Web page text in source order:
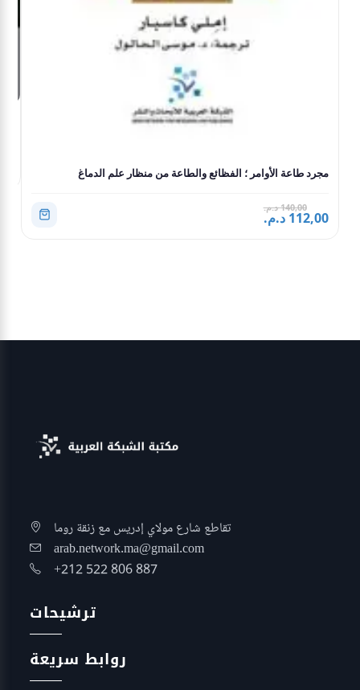
مجرد طاعة الأوامر ؛ الفظائع والطاعة من منظار علم الدماغ
140,00 د.م.
112,00 د.م.
تقاطع شارع مولاي إدريس مع زنقة روما
arab.network.ma@gmail.com
+212 522 806 887
ترشيحات
روابط سريعة